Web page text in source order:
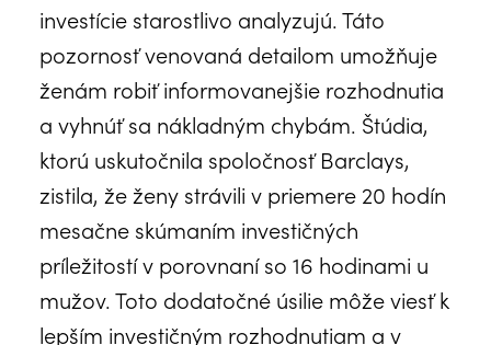
investície starostlivo analyzujú. Táto
pozornosť venovaná detailom umožňuje
ženám robiť informovanejšie rozhodnutia
a vyhnúť sa nákladným chybám. Štúdia,
ktorú uskutočnila spoločnosť Barclays,
zistila, že ženy strávili v priemere 20 hodín
mesačne skúmaním investičných
príležitostí v porovnaní so 16 hodinami u
mužov. Toto dodatočné úsilie môže viesť k
lepším investičným rozhodnutiam a v